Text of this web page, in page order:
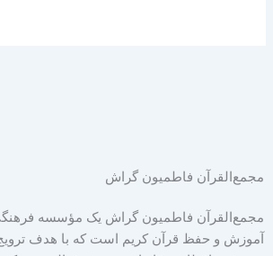
مجمع‌القرآن فاطمیون گراش
مجمع‌القرآن فاطمیون گراش یک مؤسسه
آموزش و حفظ قرآن کریم است که با هدف